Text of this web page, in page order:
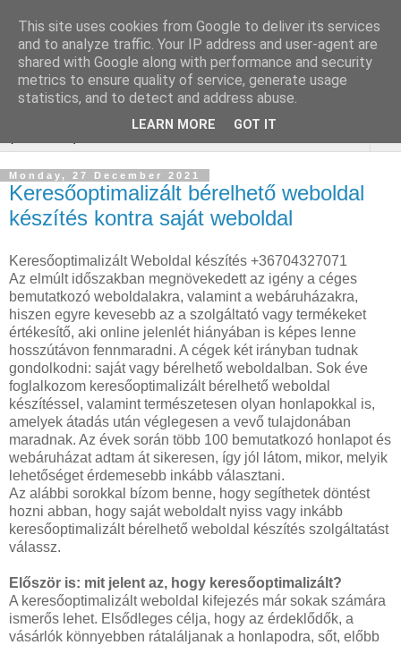
Online marketing - Teljes
körű marketing megoldások
Monday, 27 December 2021
Keresőoptimalizált bérelhető weboldal
készítés kontra saját weboldal
Keresőoptimalizált Weboldal készítés +36704327071
Az elmúlt időszakban megnövekedett az igény a céges
bemutatkozó weboldalakra, valamint a webáruházakra,
hiszen egyre kevesebb az a szolgáltató vagy termékeket
értékesítő, aki online jelenlét hiányában is képes lenne
hosszútávon fennmaradni. A cégek két irányban tudnak
gondolkodni: saját vagy bérelhető weboldalban. Sok éve
foglalkozom keresőoptimalizált bérelhető weboldal
készítéssel, valamint természetesen olyan honlapokkal is,
amelyek átadás után véglegesen a vevő tulajdonában
maradnak. Az évek során több 100 bemutatkozó honlapot és
webáruházat adtam át sikeresen, így jól látom, mikor, melyik
lehetőséget érdemesebb inkább választani.
Az alábbi sorokkal bízom benne, hogy segíthetek döntést
hozni abban, hogy saját weboldalt nyiss vagy inkább
keresőoptimalizált bérelhető weboldal készítés szolgáltatást
válassz.
Először is: mit jelent az, hogy keresőoptimalizált?
A keresőoptimalizált weboldal kifejezés már sokak számára
ismerős lehet. Elsődleges célja, hogy az érdeklődők, a
vásárlók könnyebben rátaláljanak a honlapodra, sőt, előbb
This site uses cookies from Google to deliver its services
and to analyze traffic. Your IP address and user-agent are
shared with Google along with performance and security
metrics to ensure quality of service, generate usage
statistics, and to detect and address abuse.
LEARN MORE GOT IT